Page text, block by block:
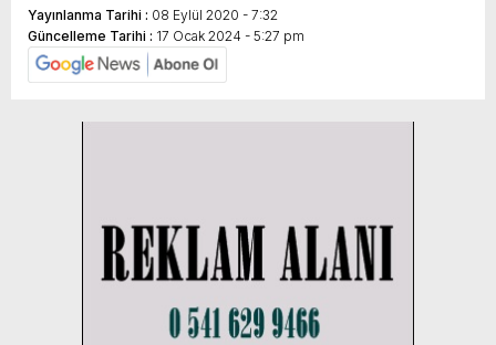
Yayınlanma Tarihi : 08 Eylül 2020 - 7:32
Güncelleme Tarihi : 17 Ocak 2024 - 5:27 pm